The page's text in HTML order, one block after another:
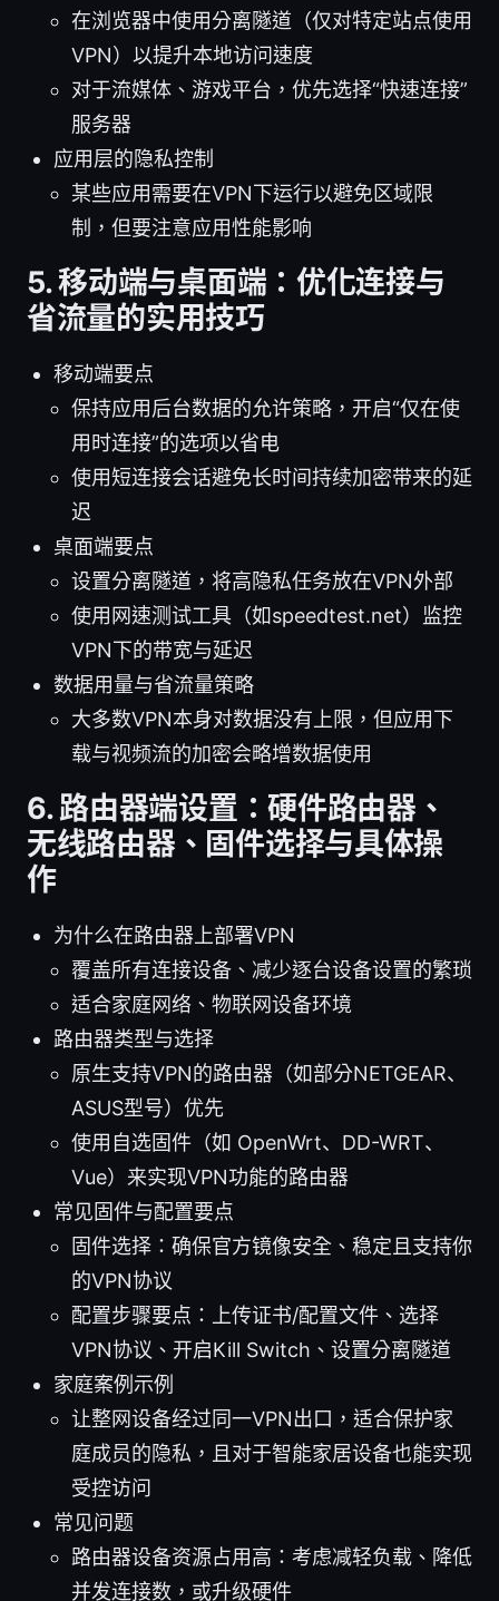
在浏览器中使用分离隧道（仅对特定站点使用
VPN）以提升本地访问速度
对于流媒体、游戏平台，优先选择“快速连接”
服务器
应用层的隐私控制
某些应用需要在VPN下运行以避免区域限
制，但要注意应用性能影响
5. 移动端与桌面端：优化连接与
省流量的实用技巧
移动端要点
保持应用后台数据的允许策略，开启“仅在使
用时连接”的选项以省电
使用短连接会话避免长时间持续加密带来的延
迟
桌面端要点
设置分离隧道，将高隐私任务放在VPN外部
使用网速测试工具（如speedtest.net）监控
VPN下的带宽与延迟
数据用量与省流量策略
大多数VPN本身对数据没有上限，但应用下
载与视频流的加密会略增数据使用
6. 路由器端设置：硬件路由器、
无线路由器、固件选择与具体操
作
为什么在路由器上部署VPN
覆盖所有连接设备、减少逐台设备设置的繁琐
适合家庭网络、物联网设备环境
路由器类型与选择
原生支持VPN的路由器（如部分NETGEAR、
ASUS型号）优先
使用自选固件（如 OpenWrt、DD-WRT、
Vue）来实现VPN功能的路由器
常见固件与配置要点
固件选择：确保官方镜像安全、稳定且支持你
的VPN协议
配置步骤要点：上传证书/配置文件、选择
VPN协议、开启Kill Switch、设置分离隧道
家庭案例示例
让整网设备经过同一VPN出口，适合保护家
庭成员的隐私，且对于智能家居设备也能实现
受控访问
常见问题
路由器设备资源占用高：考虑减轻负载、降低
并发连接数，或升级硬件